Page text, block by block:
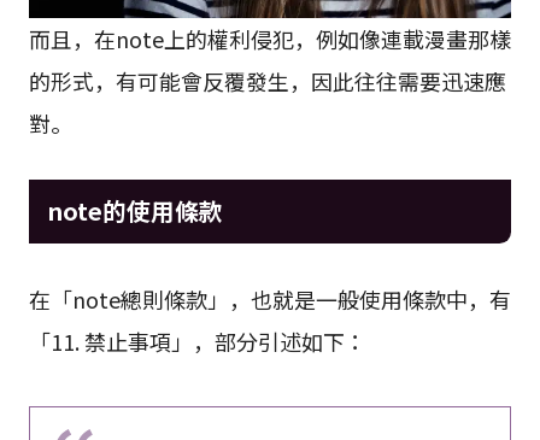
而且，在note上的權利侵犯，例如像連載漫畫那樣
的形式，有可能會反覆發生，因此往往需要迅速應
對。
note的使用條款
在「note總則條款」，也就是一般使用條款中，有
「11. 禁止事項」，部分引述如下：